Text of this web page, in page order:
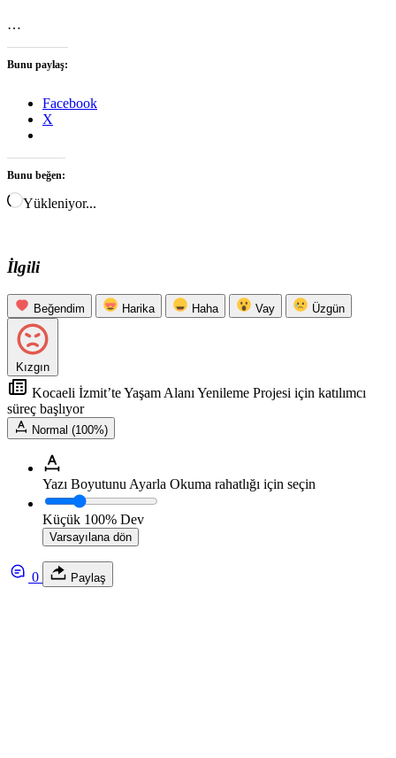
…
Bunu paylaş:
Facebook
X
Bunu beğen:
Yükleniyor...
İlgili
Beğendim Harika Haha Vay Üzgün
Kızgın
Kocaeli İzmit’te Yaşam Alanı Yenileme Projesi için katılımcı
süreç başlıyor
Normal (100%)
Yazı Boyutunu Ayarla Okuma rahatlığı için seçin
Küçük 100% Dev
Varsayılana dön
0 Paylaş